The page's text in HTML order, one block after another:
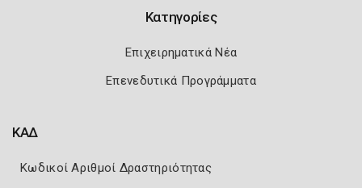
Κατηγορίες
Επιχειρηματικά Νέα
Επενεδυτικά Προγράμματα
ΚΑΔ
Κωδικοί Αριθμοί Δραστηριότητας